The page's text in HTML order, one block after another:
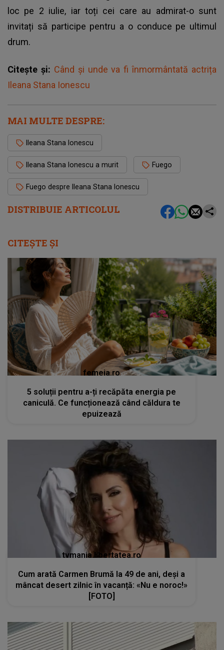
DISTRIBUIE ARTICOLUL
loc pe 2 iulie, iar toți cei care au admirat-o sunt
invitați să participe pentru a o conduce pe ultimul
drum.
Citește și: Când și unde va fi înmormântată actrița
Ileana Stana Ionescu
MAI MULTE DESPRE:
Ileana Stana Ionescu
Ileana Stana Ionescu a murit Fuego
Fuego despre Ileana Stana Ionescu
CITEȘTE ȘI
femeia.ro
5 soluții pentru a-ți recăpăta energia pe
caniculă. Ce funcționează când căldura te
epuizează
tvmania.libertatea.ro
Cum arată Carmen Brumă la 49 de ani, deși a
mâncat desert zilnic în vacanță: «Nu e noroc!»
[FOTO]